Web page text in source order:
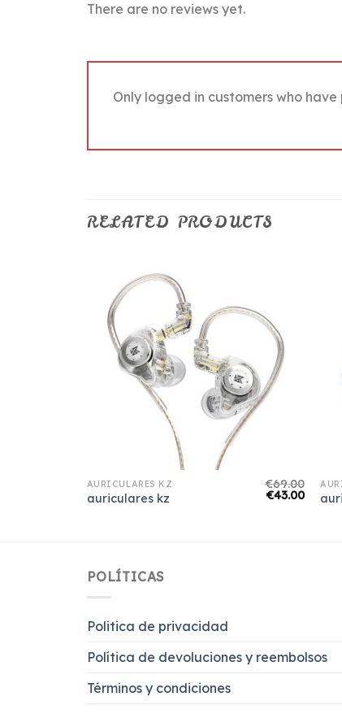
There are no reviews yet.
Only logged in customers who
RELATED PRODUCTS
AURICULARES KZ
auriculares kz
€69.00
€43.00
POLÍTICAS
Politica de privacidad
Política de devoluciones y reembolsos
Términos y condiciones